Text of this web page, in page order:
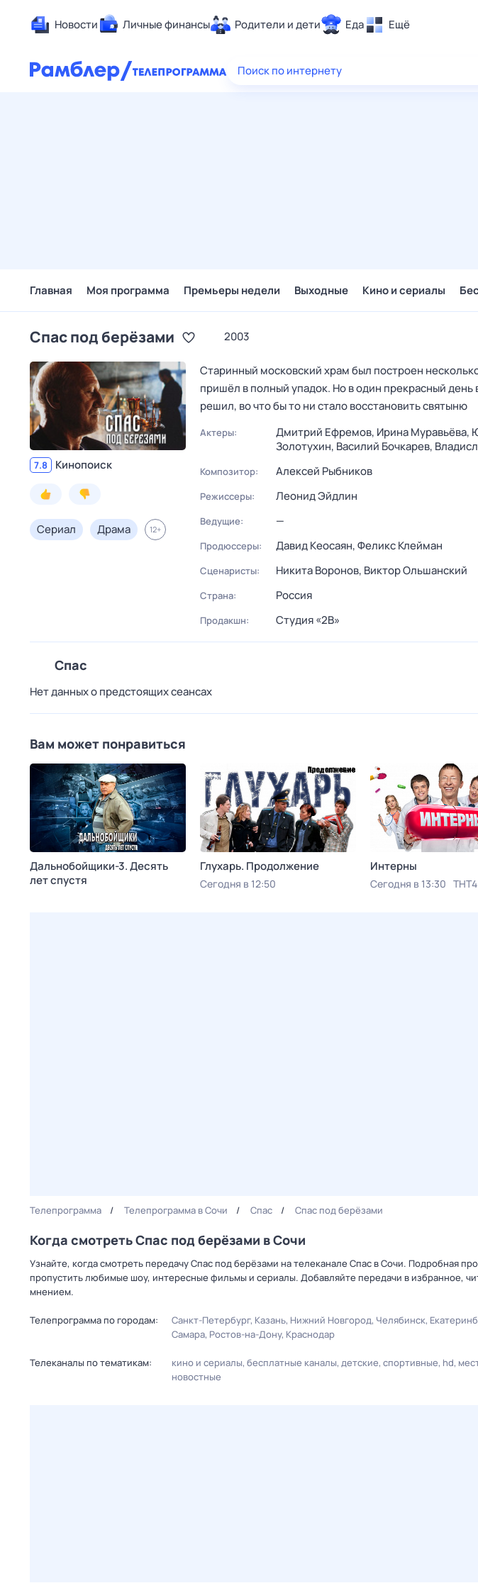
Новости Личные финансы Родители и дети Еда Ещё
Здоровье
Поиск по интернету
Главная Моя программа Премьеры недели Выходные Кино и сериалы
Спас под берёзами 2003
7.8 Кинопоиск
Сериал Драма 12+
Старинный московский храм был построен
пришёл в полный упадок. Но в один прекрасный день
решил, во что бы то ни стало восстановить святыню
Актеры: Дмитрий Ефремов, Ирина Муравьёва,
Золотухин, Василий Бочкарев,
Композитор: Алексей Рыбников
Режиссеры: Леонид Эйдлин
Ведущие: —
Продюссеры: Давид Кеосаян,Феликс Клейман
Сценаристы: Никита Воронов, Виктор Ольшанский
Страна: Россия
Продакшн: Студия «2В»
Спас
Нет данных о предстоящих сеансах
Вам может понравиться
Дальнобойщики-3. Десять
лет спустя
Глухарь. Продолжение
Сегодня в 12:50
Интерны
Сегодня в 13:30 ТНТ4
Телепрограмма Телепрограмма в Сочи Спас Спас под берёзами
Когда смотреть Спас под берёзами в Сочи
Узнайте, когда смотреть передачу Спас под берёзами на телеканале Спас в Сочи. Подробная
пропустить любимые шоу, интересные фильмы и сериалы. Добавляйте передачи в избранное,
мнением.
Телепрограмма по городам: Санкт-Петербург Казань Нижний Новгород Челябинск
Самара Ростов-на-Дону Краснодар
Телеканалы по тематикам: кино и сериалы бесплатные каналы детские спортивные hd
новостные